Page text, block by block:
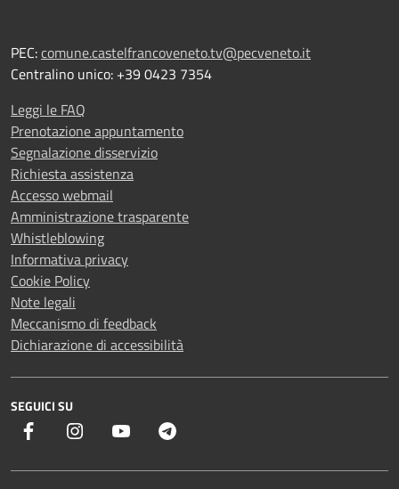
PEC:comune.castelfrancoveneto.tv@pecveneto.it
Centralino unico: +39 0423 7354
Leggi le FAQ
Prenotazione appuntamento
Segnalazione disservizio
Richiesta assistenza
Accesso webmail
Amministrazione trasparente
Whistleblowing
Informativa privacy
Cookie Policy
Note legali
Meccanismo di feedback
Dichiarazione di accessibilità
SEGUICI SU
Facebook Instagram YouTube